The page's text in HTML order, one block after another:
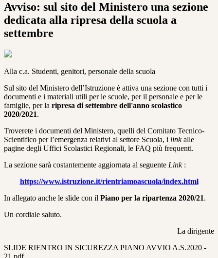
Avviso: sul sito del Ministero una sezione
dedicata alla ripresa della scuola a
settembre
Alla c.a. Studenti, genitori, personale della scuola
Sul sito del Ministero dell’Istruzione è attiva una sezione con tutti i
documenti e i materiali utili per le scuole, per il personale e per le
famiglie, per la ripresa di settembre dell'anno scolastico
2020/2021.
Troverete i documenti del Ministero, quelli del Comitato Tecnico-
Scientifico per l’emergenza relativi al settore Scuola, i linkalle
pagine degli Uffici Scolastici Regionali, le FAQ più frequenti.
La sezione sarà costantemente aggiornata al seguente Link:
https://www.istruzione.it/rientriamoascuola/index.html
In allegato anche le slide con il Piano per la ripartenza 2020/21.
Un cordiale saluto.
La dirigente
SLIDE RIENTRO IN SICUREZZA PIANO AVVIO A.S.2020 -